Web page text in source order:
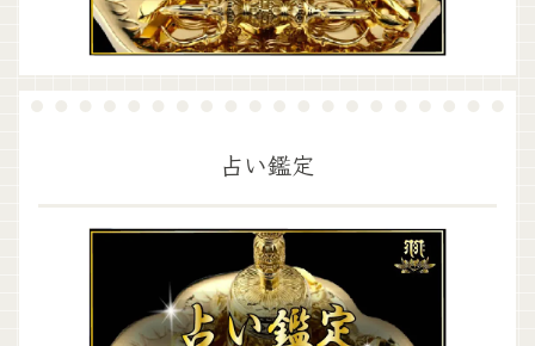
占い鑑定